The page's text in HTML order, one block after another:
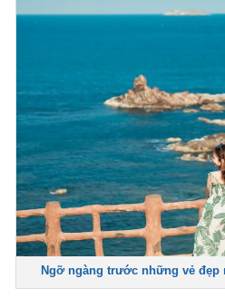
Ngỡ ngàng trước những vẻ đẹp